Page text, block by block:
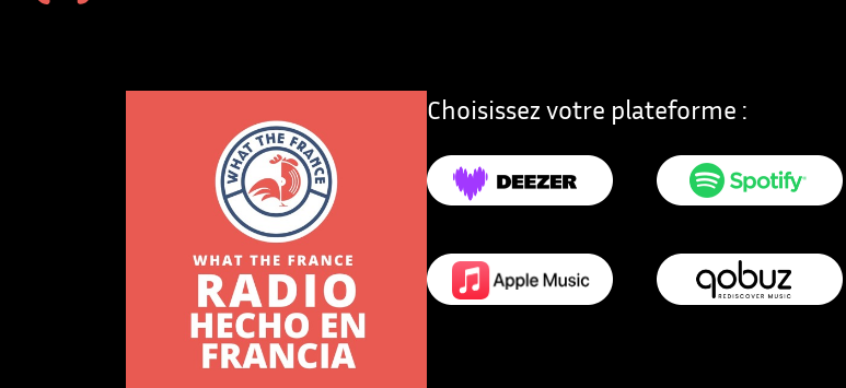
Choisissez votre plateforme :
DeezerNouvelle fenêtre SpotifyNouvelle fenêtre
Apple MusicNouvelle fenêtre QobuzNouvelle fenêtre